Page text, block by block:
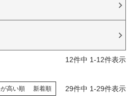
12件中 1-12件表示
高い順 新着順 29件中 1-29件表示